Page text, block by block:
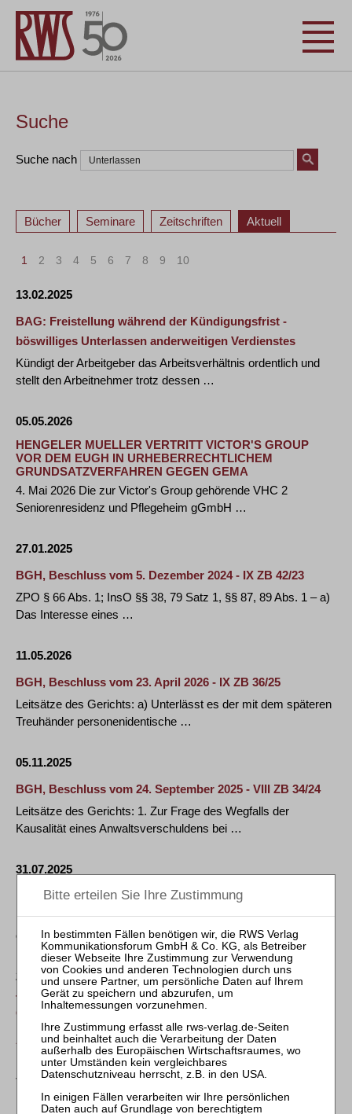
Suche
Suche nach
Bücher Seminare Zeitschriften Aktuell
1 2 3 4 5 6 7 8 9 10
13.02.2025
BAG: Freistellung während der Kündigungsfrist -
böswilliges Unterlassen anderweitigen Verdienstes
Kündigt der Arbeitgeber das Arbeitsverhältnis ordentlich und
stellt den Arbeitnehmer trotz dessen …
05.05.2026
HENGELER MUELLER VERTRITT VICTOR'S GROUP
VOR DEM EUGH IN URHEBERRECHTLICHEM
GRUNDSATZVERFAHREN GEGEN GEMA
4. Mai 2026 Die zur Victor's Group gehörende VHC 2
Seniorenresidenz und Pflegeheim gGmbH …
27.01.2025
BGH, Beschluss vom 5. Dezember 2024 - IX ZB 42/23
ZPO § 66 Abs. 1; InsO §§ 38, 79 Satz 1, §§ 87, 89 Abs. 1 – a)
Das Interesse eines …
11.05.2026
BGH, Beschluss vom 23. April 2026 - IX ZB 36/25
Leitsätze des Gerichts: a) Unterlässt es der mit dem späteren
Treuhänder personenidentische …
05.11.2025
BGH, Beschluss vom 24. September 2025 - VIII ZB 34/24
Leitsätze des Gerichts: 1. Zur Frage des Wegfalls der
Kausalität eines Anwaltsverschuldens bei …
31.07.2025
BGH, Urteil vom 18. Juni 2025 - VIII ZR 291/23
Leitsätze des Gerichts: 1. Die Mietsache wird dem Vermieter
dann im Sinne des § 546a Abs. 1 BGB …
22.07.2026
TILP RECHTSANWALTSGESELLSCHAFT MBH:
GERRESHEIMER-BILANZSKANDAL: TILP REICHT
ERSTE ANLEGERKLAGE GEGEN DIE GERRESHEIMER
AG EIN
Die TILP Rechtsanwaltsgesellschaft mbH (TILP) hat am 15.
Juli 2026 für einen von ihr vertretenen …